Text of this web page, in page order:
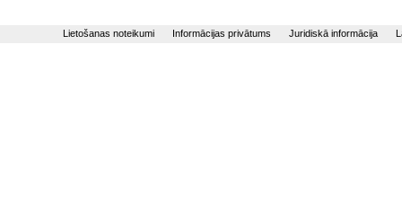
Lietošanas noteikumi Informācijas privātums Juridiskā informācija